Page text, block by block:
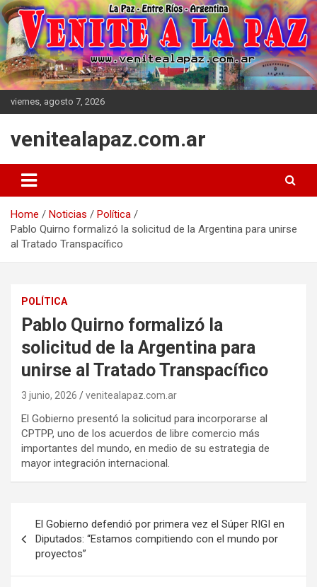
Skip
to
content
viernes, agosto 7, 2026
venitealapaz.com.ar
Home Noticias
Política
Pablo Quirno formalizó la solicitud de la Argentina para unirse
al Tratado Transpacífico
POLÍTICA
Pablo Quirno formalizó la
solicitud de la Argentina para
unirse al Tratado Transpacífico
3 junio, 2026 venitealapaz.com.ar
El Gobierno presentó la solicitud para incorporarse al
CPTPP, uno de los acuerdos de libre comercio más
importantes del mundo, en medio de su estrategia de
mayor integración internacional.
de
entradas
El Gobierno defendió por primera vez el Súper RIGI en
Diputados: “Estamos compitiendo con el mundo por
proyectos”